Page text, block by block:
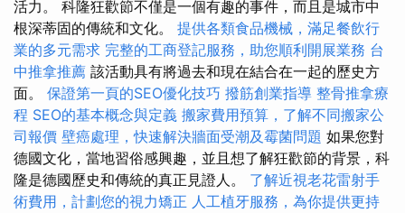
活力。 科隆狂歡節不僅是一個有趣的事件，而且是城市中
根深蒂固的傳統和文化。 提供各類食品機械，滿足餐飲行
業的多元需求 完整的工商登記服務，助您順利開展業務 台
中推拿推薦 該活動具有將過去和現在結合在一起的歷史方
面。 保證第一頁的SEO優化技巧 撥筋創業指導 整骨推拿療
程 SEO的基本概念與定義 搬家費用預算，了解不同搬家公
司報價 壁癌處理，快速解決牆面受潮及霉菌問題 如果您對
德國文化，當地習俗感興趣，並且想了解狂歡節的背景，科
隆是德國歷史和傳統的真正見證人。 了解近視老花雷射手
術費用，計劃您的視力矯正 人工植牙服務，為你提供更持